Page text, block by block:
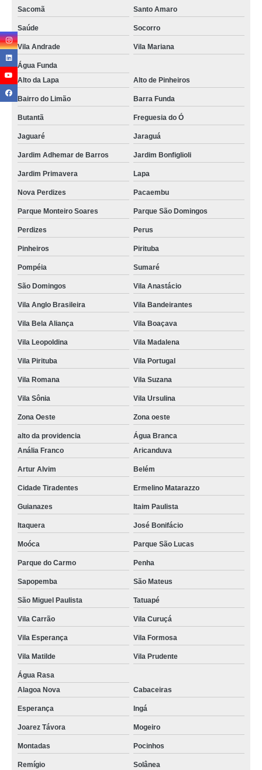
Sacomã Santo Amaro
Saúde Socorro
Vila Andrade Vila Mariana
Água Funda
Alto da Lapa
Alto de Pinheiros
Bairro do Limão Barra Funda
Butantã Freguesia do Ó
Jaguaré Jaraguá
Jardim Adhemar de Barros Jardim Bonfiglioli
Jardim Primavera Lapa
Nova Perdizes Pacaembu
Parque Monteiro Soares Parque São Domingos
Perdizes Perus
Pinheiros Pirituba
Pompéia Sumaré
São Domingos Vila Anastácio
Vila Anglo Brasileira Vila Bandeirantes
Vila Bela Aliança Vila Boaçava
Vila Leopoldina Vila Madalena
Vila Pirituba Vila Portugal
Vila Romana Vila Suzana
Vila Sônia Vila Ursulina
Zona Oeste Zona oeste
alto da providencia
Água Branca
Anália Franco
Aricanduva
Artur Alvim Belém
Cidade Tiradentes Ermelino Matarazzo
Guianazes Itaim Paulista
Itaquera José Bonifácio
Moóca Parque São Lucas
Parque do Carmo Penha
Sapopemba São Mateus
São Miguel Paulista Tatuapé
Vila Carrão Vila Curuçá
Vila Esperança Vila Formosa
Vila Matilde Vila Prudente
Água Rasa
Alagoa Nova
Cabaceiras
Esperança Ingá
Joarez Távora Mogeiro
Montadas Pocinhos
Remígio Solânea